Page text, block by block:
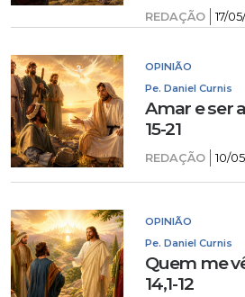
REDAÇÃO 17/
OPINIÃO
Pe. Daniel Curnis
Amar e ser
15-21
REDAÇÃO 10/
OPINIÃO
Pe. Daniel Curnis
Quem me
14,1-12